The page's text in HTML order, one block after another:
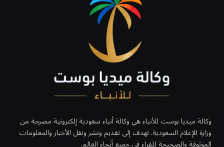
وكالة ميديا بوست للأنباء هي وكالة أنباء سعودية إلكترونية مصرحة من
وزارة الإعلام السعودية. تهدف إلى تقديم ونشر ونقل الأخبار والمعلومات